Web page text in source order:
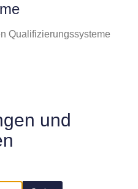
Qualifizierungssysteme
und